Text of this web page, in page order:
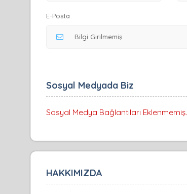
E-Posta
Sosyal Medyada Biz
Sosyal Medya Bağlantıları Eklenmemiş.
HAKKIMIZDA